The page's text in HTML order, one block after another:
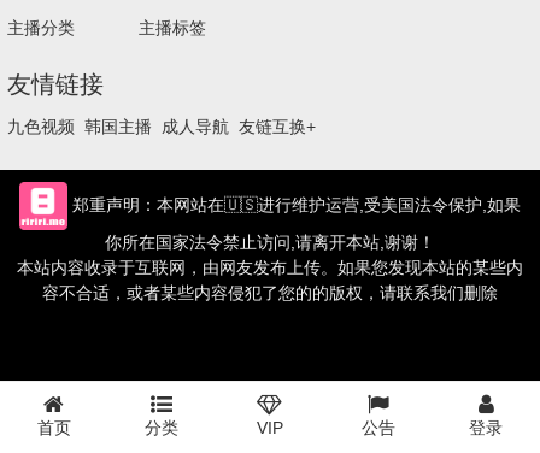
主播分类 主播标签
友情链接
九色视频 韩国主播 成人导航 友链互换+
郑重声明：本网站在🇺🇸进行维护运营,受美国法令保护,如果
你所在国家法令禁止访问,请离开本站,谢谢！
本站内容收录于互联网，由网友发布上传。如果您发现本站的某些内
容不合适，或者某些内容侵犯了您的的版权，请联系我们删除
首页 分类 VIP 公告 登录